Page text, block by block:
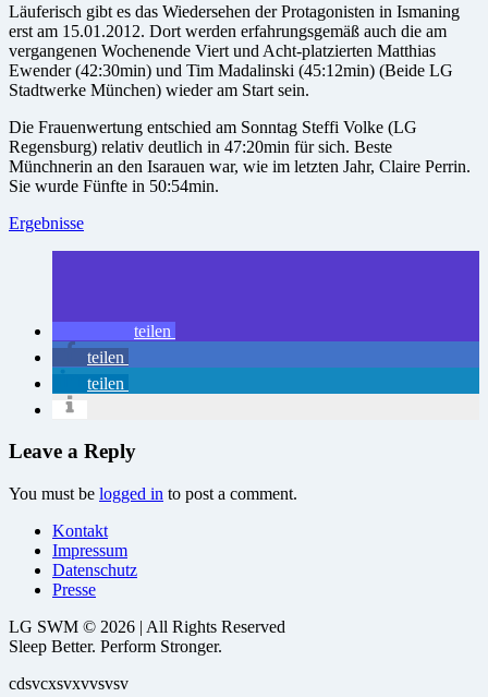
Läuferisch gibt es das Wiedersehen der Protagonisten in Ismaning
erst am 15.01.2012. Dort werden erfahrungsgemäß auch die am
vergangenen Wochenende Viert und Acht-platzierten Matthias
Ewender (42:30min) und Tim Madalinski (45:12min) (Beide LG
Stadtwerke München) wieder am Start sein.
Die Frauenwertung entschied am Sonntag Steffi Volke (LG
Regensburg) relativ deutlich in 47:20min für sich. Beste
Münchnerin an den Isarauen war, wie im letzten Jahr, Claire Perrin.
Sie wurde Fünfte in 50:54min.
Ergebnisse
teilen
teilen
teilen
Leave a Reply
You must be logged in to post a comment.
Kontakt
Impressum
Datenschutz
Presse
LG SWM © 2026 | All Rights Reserved
Sleep Better. Perform Stronger.
cdsvcxsvxvvsvsv